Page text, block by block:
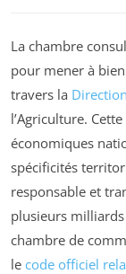
La chambre
pour mener à
travers la Direction
l’Agriculture.
économiques
spécificités
responsable et
plusieurs
chambre de
le code officiel